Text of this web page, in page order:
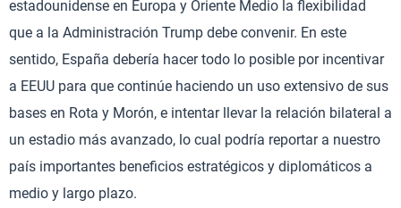
estadounidense en Europa y Oriente Medio la flexibilidad
que a la Administración Trump debe convenir. En este
sentido, España debería hacer todo lo posible por incentivar
a EEUU para que continúe haciendo un uso extensivo de sus
bases en Rota y Morón, e intentar llevar la relación bilateral a
un estadio más avanzado, lo cual podría reportar a nuestro
país importantes beneficios estratégicos y diplomáticos a
medio y largo plazo.